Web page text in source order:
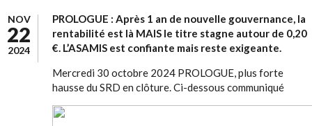
NOV
22
2024
PROLOGUE : Après 1 an de nouvelle gouvernance, la
rentabilité est là MAIS le titre stagne autour de 0,20
€. L’ASAMIS est confiante mais reste exigeante.
Mercredi 30 octobre 2024 PROLOGUE, plus forte
hausse du SRD en clôture. Ci-dessous communiqué